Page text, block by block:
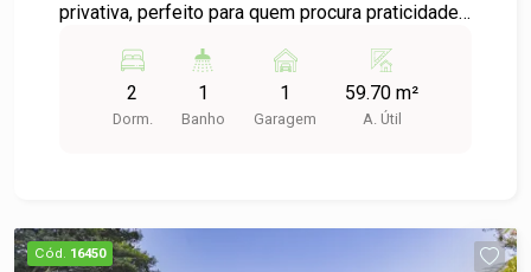
privativa, perfeito para quem procura praticidade
semi mobiliado, dois dormitórios, o ambiente se
torna ainda mais acolhedor e ideal para
momentos de lazer e convivência. O imóvel
em contato conosco e saiba mais
2
Dorm.
1
Banho
1
Garagem
59.70 m²
A. Útil
Cód. 16450